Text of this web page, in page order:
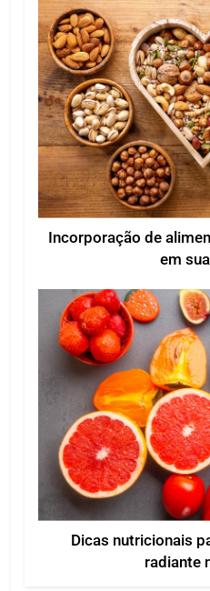
Incorporação de
em
Dicas nutricionais
radiante